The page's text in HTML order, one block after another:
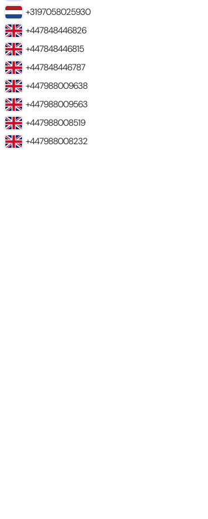
+3197058025930
+447848446826
+447848446815
+447848446787
+447988009638
+447988009563
+447988008519
+447988008232